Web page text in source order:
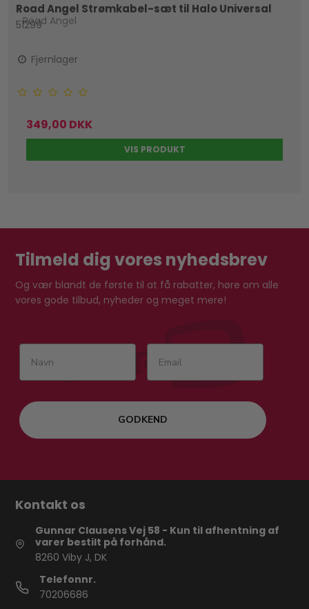
Road Angel Strømkabel-sæt til Halo Universal
Road Angel
51299
Fjernlager
349,00 DKK
VIS PRODUKT
Tilmeld dig vores nyhedsbrev
Og vær blandt de første til at få rabatter, høre om alle
vores gode tilbud, nyheder og meget mere!
GODKEND
Kontakt os
Gunnar Clausens Vej 58 - Kun til afhentning af
varer bestilt på forhånd.
8260 Viby J, DK
Telefonnr.
70206686